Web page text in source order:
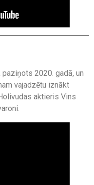
2020. gadā, un
vajadzētu iznākt
aktieris Vins